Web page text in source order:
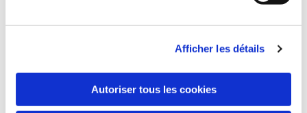
Afficher les détails
Autoriser tous les cookies